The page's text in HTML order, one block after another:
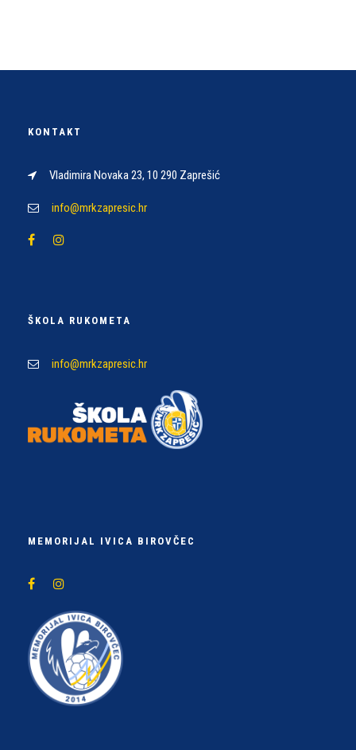
KONTAKT
Vladimira Novaka 23, 10 290 Zaprešić
info@mrkzapresic.hr
ŠKOLA RUKOMETA
info@mrkzapresic.hr
MEMORIJAL IVICA BIROVČEC